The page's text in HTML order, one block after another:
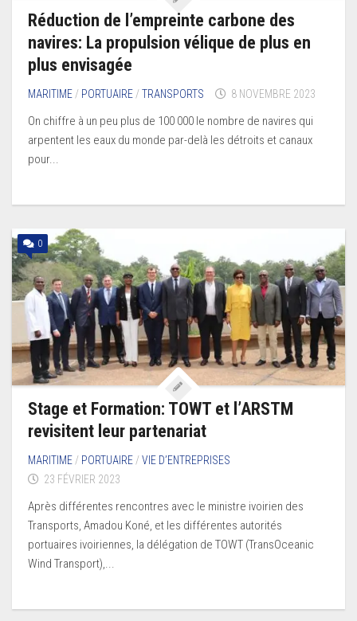
Réduction de l’empreinte carbone des
navires: La propulsion vélique de plus en
plus envisagée
MARITIME / PORTUAIRE /TRANSPORTS 8 NOVEMBRE 2023
On chiffre à un peu plus de 100 000 le nombre de navires qui
arpentent les eaux du monde par-delà les détroits et canaux
pour...
0
Stage et Formation: TOWT et l’ARSTM
revisitent leur partenariat
MARITIME / PORTUAIRE /VIE D’ENTREPRISES
23 FÉVRIER 2023
Après différentes rencontres avec le ministre ivoirien des
Transports, Amadou Koné, et les différentes autorités
portuaires ivoiriennes, la délégation de TOWT (TransOceanic
Wind Transport),...